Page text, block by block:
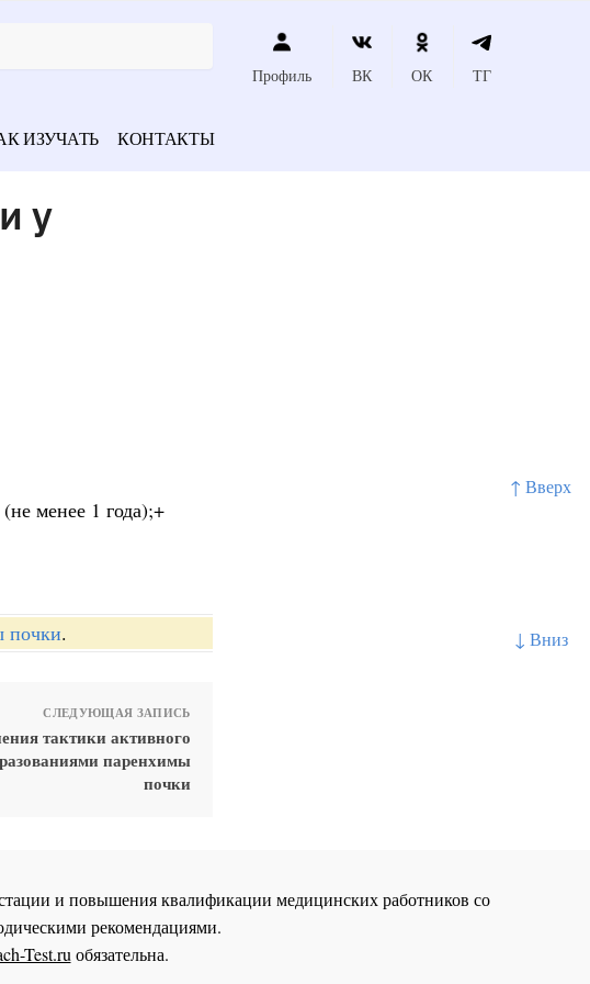
↑ Вверх
↓ Вниз
Профиль ВК ОК ТГ
ИЗУЧАТЬ КОНТАКТЫ
у
менее 1 года);+
почки.
СЛЕДУЮЩАЯ ЗАПИСЬ
тактики активного
паренхимы
почки
и повышения квалификации медицинских работников со
рекомендациями.
Test.ru обязательна.